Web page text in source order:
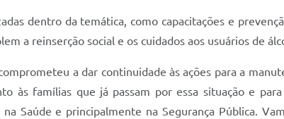
dentro da temática, como capacitações e
a reinserção social e os cuidados aos usuários de
a dar continuidade às ações para a
às famílias que já passam por essa situação e
Saúde e principalmente na Segurança Pública.